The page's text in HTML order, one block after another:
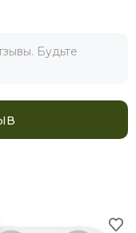
Будьте